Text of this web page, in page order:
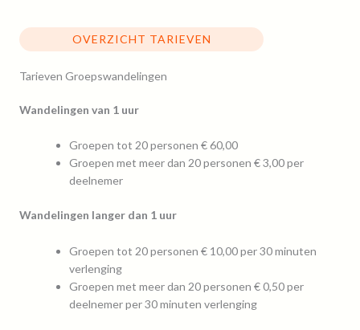
OVERZICHT TARIEVEN
Tarieven Groepswandelingen
Wandelingen van 1 uur
Groepen tot 20 personen € 60,00
Groepen met meer dan 20 personen € 3,00 per
deelnemer
Wandelingen langer dan 1 uur
Groepen tot 20 personen € 10,00 per 30 minuten
verlenging
Groepen met meer dan 20 personen € 0,50 per
deelnemer per 30 minuten verlenging